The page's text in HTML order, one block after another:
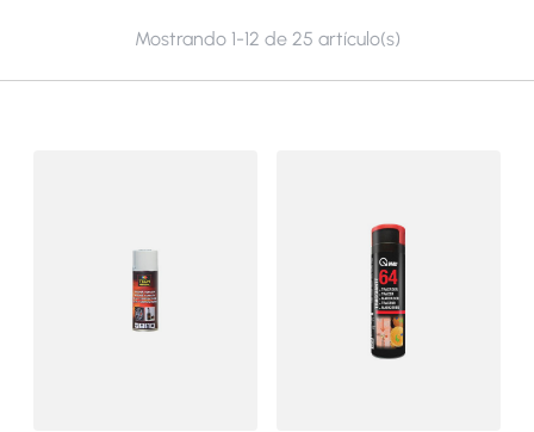
Mostrando 1-12 de 25 artículo(s)